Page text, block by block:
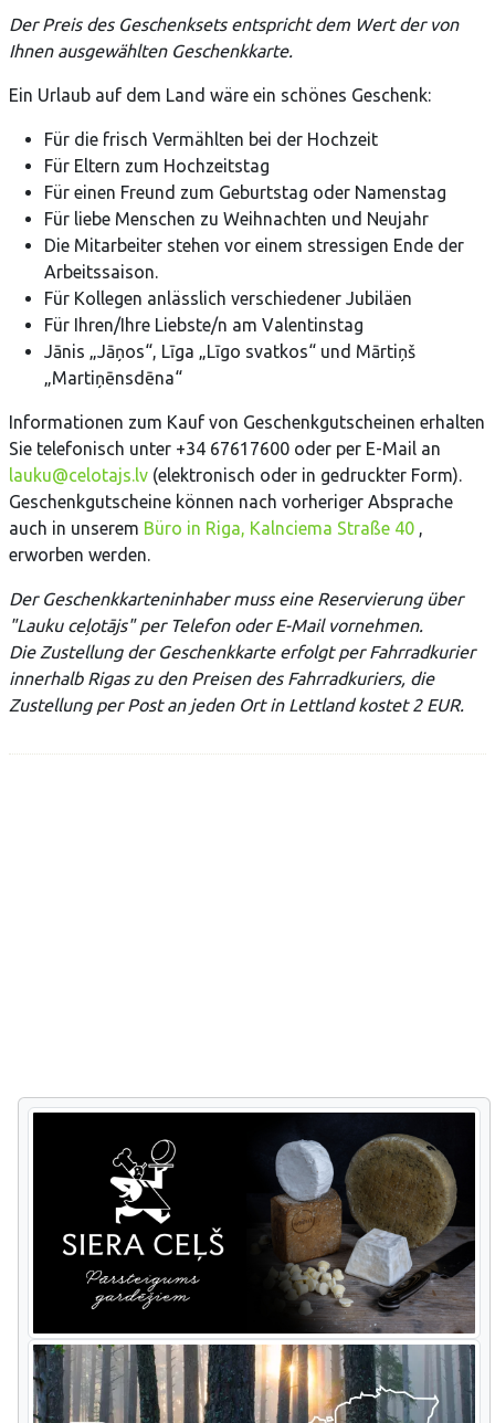
Der Preis des Geschenksets entspricht dem Wert der von
Ihnen ausgewählten Geschenkkarte.
Ein Urlaub auf dem Land wäre ein schönes Geschenk:
Für die frisch Vermählten bei der Hochzeit
Für Eltern zum Hochzeitstag
Für einen Freund zum Geburtstag oder Namenstag
Für liebe Menschen zu Weihnachten und Neujahr
Die Mitarbeiter stehen vor einem stressigen Ende der
Arbeitssaison.
Für Kollegen anlässlich verschiedener Jubiläen
Für Ihren/Ihre Liebste/n am Valentinstag
Jānis „Jāņos“, Līga „Līgo svatkos“ und Mārtiņš
„Martiņēnsdēna“
Informationen zum Kauf von Geschenkgutscheinen erhalten
Sie telefonisch unter +34 67617600 oder per E-Mail an
lauku@celotajs.lv (elektronisch oder in gedruckter Form).
Geschenkgutscheine können nach vorheriger Absprache
auch in unserem Büro in Riga, Kalnciema Straße 40 ,
erworben werden.
Der Geschenkkarteninhaber muss eine Reservierung über
"Lauku ceļotājs" per Telefon oder E-Mail vornehmen.
Die Zustellung der Geschenkkarte erfolgt per Fahrradkurier
innerhalb Rigas zu den Preisen des Fahrradkuriers, die
Zustellung per Post an jeden Ort in Lettland kostet 2 EUR.